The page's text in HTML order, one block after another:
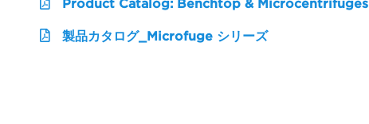
Product Catalog: Benchtop & Microcentrifuges
製品カタログ_Microfuge シリーズ